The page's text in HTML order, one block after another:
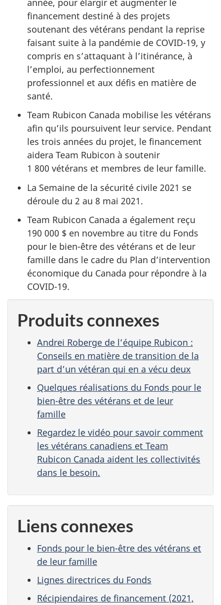
financement destiné à des projets
soutenant des vétérans pendant la reprise
faisant suite à la pandémie de COVID-19, y
compris en s’attaquant à l’itinérance, à
l’emploi, au perfectionnement
professionnel et aux défis en matière de
santé.
Team Rubicon Canada mobilise les vétérans
afin qu’ils poursuivent leur service. Pendant
les trois années du projet, le financement
aidera Team Rubicon à soutenir
1 800 vétérans et membres de leur famille.
La Semaine de la sécurité civile 2021 se
déroule du 2 au 8 mai 2021.
Team Rubicon Canada a également reçu
190 000 $ en novembre au titre du Fonds
pour le bien-être des vétérans et de leur
famille dans le cadre du Plan d’intervention
économique du Canada pour répondre à la
COVID-19.
Produits connexes
Andrei Roberge de l’équipe Rubicon :
Conseils en matière de transition de la
part d’un vétéran qui en a vécu deux
Quelques réalisations du Fonds pour le
bien-être des vétérans et de leur
famille
Regardez le vidéo pour savoir comment
les vétérans canadiens et Team
Rubicon Canada aident les collectivités
dans le besoin.
Liens connexes
Fonds pour le bien-être des vétérans et
de leur famille
Lignes directrices du Fonds
Récipiendaires de financement (2021,